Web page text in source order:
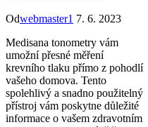
Odwebmaster1 7. 6. 2023
Medisana tonometry vám
umožní přesné měření
krevního tlaku přímo z pohodlí
vašeho domova. Tento
spolehlivý a snadno použitelný
přístroj vám poskytne důležité
informace o vašem zdravotním